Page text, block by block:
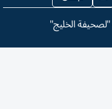
الخليج"